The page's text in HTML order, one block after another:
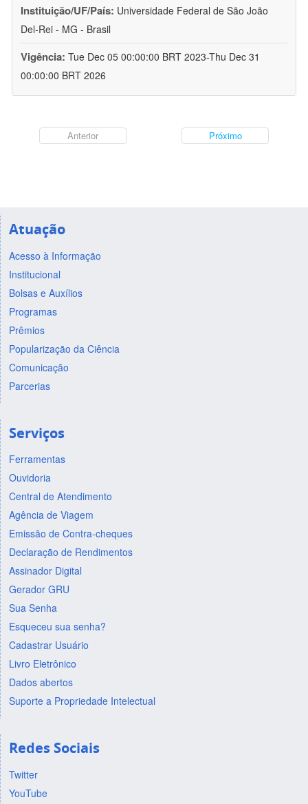
Instituição/UF/País: Universidade Federal de São João
Del-Rei - MG - Brasil
Vigência: Tue Dec 05 00:00:00 BRT 2023-Thu Dec 31
00:00:00 BRT 2026
Anterior Próximo
Atuação
Acesso à Informação
Institucional
Bolsas e Auxílios
Programas
Prêmios
Popularização da Ciência
Comunicação
Parcerias
Serviços
Ferramentas
Ouvidoria
Central de Atendimento
Agência de Viagem
Emissão de Contra-cheques
Declaração de Rendimentos
Assinador Digital
Gerador GRU
Sua Senha
Esqueceu sua senha?
Cadastrar Usuário
Livro Eletrônico
Dados abertos
Suporte a Propriedade Intelectual
Redes Sociais
Twitter
YouTube